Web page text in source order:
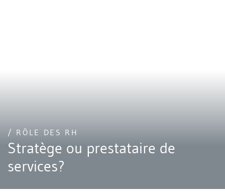
/ RÔLE DES RH
Stratège ou prestataire de
services?